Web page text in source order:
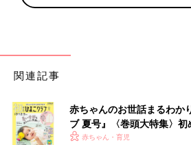
関連記事
赤ちゃんのお世話まるわか
ブ 夏号』〈巻頭大特集〉
く！ おっぱい・ミルクの基
赤ちゃん・育児